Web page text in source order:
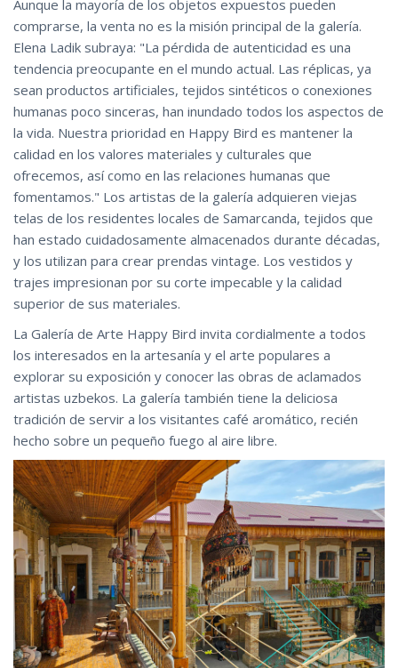
Aunque la mayoría de los objetos expuestos pueden
comprarse, la venta no es la misión principal de la galería.
Elena Ladik subraya: "La pérdida de autenticidad es una
tendencia preocupante en el mundo actual. Las réplicas, ya
sean productos artificiales, tejidos sintéticos o conexiones
humanas poco sinceras, han inundado todos los aspectos de
la vida. Nuestra prioridad en Happy Bird es mantener la
calidad en los valores materiales y culturales que
ofrecemos, así como en las relaciones humanas que
fomentamos." Los artistas de la galería adquieren viejas
telas de los residentes locales de Samarcanda, tejidos que
han estado cuidadosamente almacenados durante décadas,
y los utilizan para crear prendas vintage. Los vestidos y
trajes impresionan por su corte impecable y la calidad
superior de sus materiales.
La Galería de Arte Happy Bird invita cordialmente a todos
los interesados en la artesanía y el arte populares a
explorar su exposición y conocer las obras de aclamados
artistas uzbekos. La galería también tiene la deliciosa
tradición de servir a los visitantes café aromático, recién
hecho sobre un pequeño fuego al aire libre.